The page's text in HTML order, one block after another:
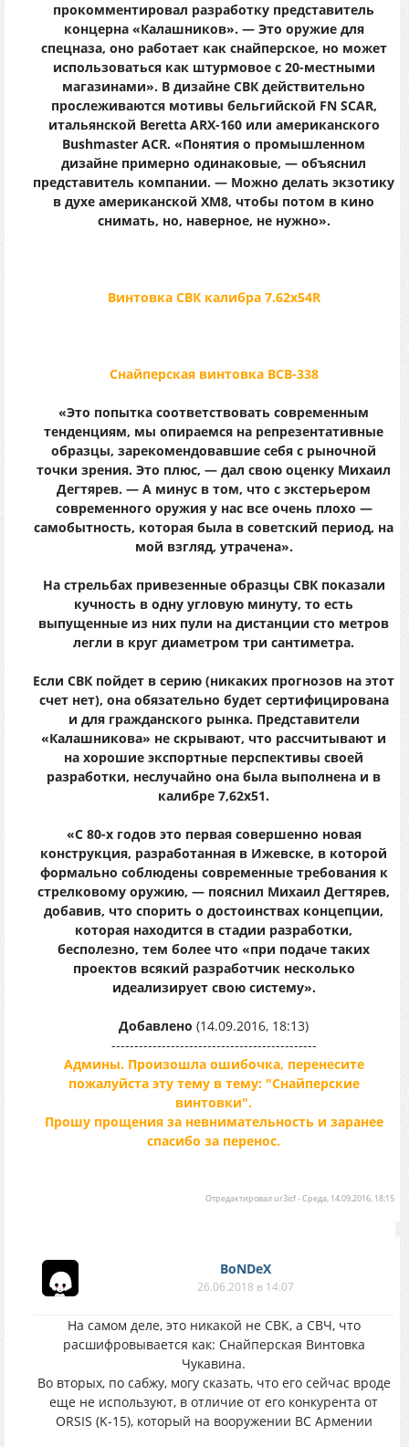
прокомментировал разработку представитель
концерна «Калашников». — Это оружие для
спецназа, оно работает как снайперское, но может
использоваться как штурмовое с 20-местными
магазинами». В дизайне СВК действительно
прослеживаются мотивы бельгийской FN SCAR,
итальянской Beretta ARX-160 или американского
Bushmaster ACR. «Понятия о промышленном
дизайне примерно одинаковые, — объяснил
представитель компании. — Можно делать экзотику
в духе американской ХМ8, чтобы потом в кино
снимать, но, наверное, не нужно».
Винтовка СВК калибра 7.62х54R
Снайперская винтовка ВСВ-338
«Это попытка соответствовать современным
тенденциям, мы опираемся на репрезентативные
образцы, зарекомендовавшие себя с рыночной
точки зрения. Это плюс, — дал свою оценку Михаил
Дегтярев. — А минус в том, что с экстерьером
современного оружия у нас все очень плохо —
самобытность, которая была в советский период, на
мой взгляд, утрачена».
На стрельбах привезенные образцы СВК показали
кучность в одну угловую минуту, то есть
выпущенные из них пули на дистанции сто метров
легли в круг диаметром три сантиметра.
Если СВК пойдет в серию (никаких прогнозов на этот
счет нет), она обязательно будет сертифицирована
и для гражданского рынка. Представители
«Калашникова» не скрывают, что рассчитывают и
на хорошие экспортные перспективы своей
разработки, неслучайно она была выполнена и в
калибре 7,62х51.
«С 80-х годов это первая совершенно новая
конструкция, разработанная в Ижевске, в которой
формально соблюдены современные требования к
стрелковому оружию, — пояснил Михаил Дегтярев,
добавив, что спорить о достоинствах концепции,
которая находится в стадии разработки,
бесполезно, тем более что «при подаче таких
проектов всякий разработчик несколько
идеализирует свою систему».
Добавлено (14.09.2016, 18:13)
---------------------------------------------
Админы. Произошла ошибочка, перенесите
пожалуйста эту тему в тему: "Снайперские
винтовки".
Прошу прощения за невнимательность и заранее
спасибо за перенос.
Отредактировалur3icf-Среда, 14.09.2016, 18:15
BoNDeX
26.06.2018 в 14:07
На самом деле, это никакой не СВК, а СВЧ, что
расшифровывается как: Снайперская Винтовка
Чукавина.
Во вторых, по сабжу, могу сказать, что его сейчас вроде
еще не используют, в отличие от его конкурента от
ORSIS (K-15), который на вооружении ВС Армении